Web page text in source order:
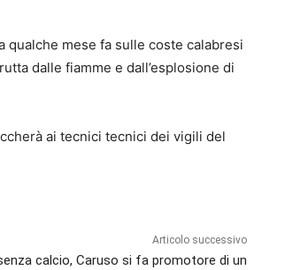
qualche mese fa sulle coste calabresi
dalle fiamme e dall’esplosione di
ai tecnici tecnici dei vigili del
Articolo successivo
calcio, Caruso si fa promotore di un